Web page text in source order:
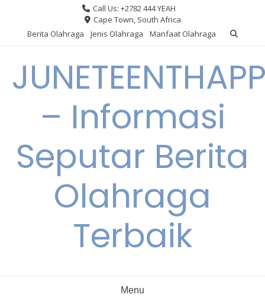
content
Call Us: +2782 444 YEAH
Cape Town, South Africa
Berita Olahraga
Jenis Olahraga Manfaat Olahraga
– Informasi
Seputar Berita
Olahraga
Terbaik
Menu